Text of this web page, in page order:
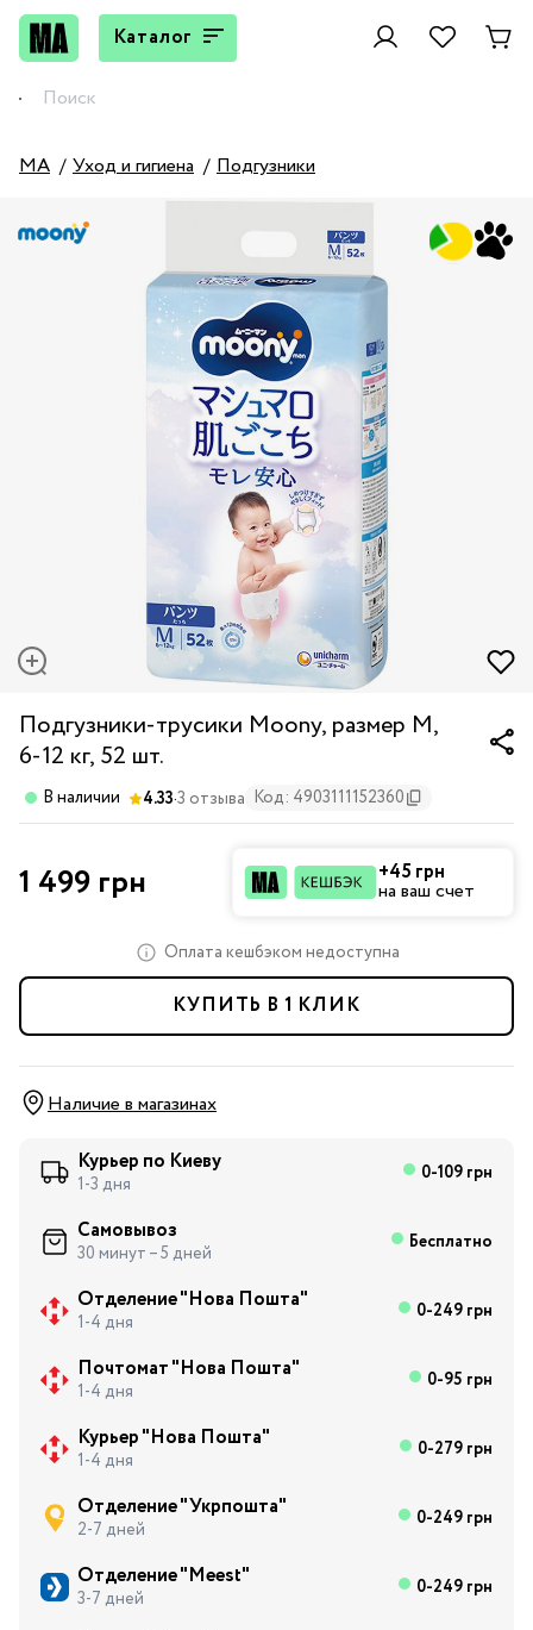
Каталог
MA Уход и гигиена Подгузники
Подгузники-трусики Moony, размер M,
6-12 кг, 52 шт.
В наличии 4.33·3 отзыва Код: 4903111152360
1 499 грн +45 грн
на ваш счет
Оплата кешбэком недоступна
КУПИТЬ В 1 КЛИК
Наличие в магазинах
Курьер по Киеву
1-3 дня 0-109 грн
Самовывоз
30 минут – 5 дней Бесплатно
Отделение "Нова Пошта"
1-4 дня 0-249 грн
Почтомат "Нова Пошта"
1-4 дня 0-95 грн
Курьер "Нова Пошта"
1-4 дня 0-279 грн
Отделение "Укрпошта"
2-7 дней 0-249 грн
Отделение "Meest"
3-7 дней 0-249 грн